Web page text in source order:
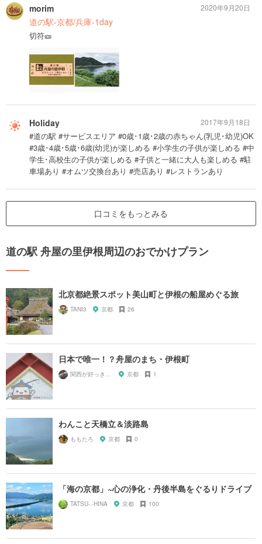
morim
道の駅-京都/兵庫-1day
切符🎫
2020年9月20日
Holiday
#道の駅 #サービスエリア #0歳･1歳･2歳の赤ちゃん(乳児･幼児)OK
#3歳･4歳･5歳･6歳(幼児)が楽しめる #小学生の子供が楽しめる #中
学生･高校生の子供が楽しめる #子供と一緒に大人も楽しめる #駐
車場あり #オムツ交換台あり #売店あり #レストランあり
2017年9月18日
口コミをもっとみる
道の駅 舟屋の里伊根周辺のおでかけプラン
北京都絶景スポット美山町と伊根の船屋めぐる旅
TANI3 京都 26
日本で唯一！？舟屋のまち・伊根町
京都 1
わんこと天橋立＆淡路島
ももたろ 京都 0
「海の京都」~心の浄化・丹後半島をぐるりドライブ
TATSU-.-HINA 京都 100